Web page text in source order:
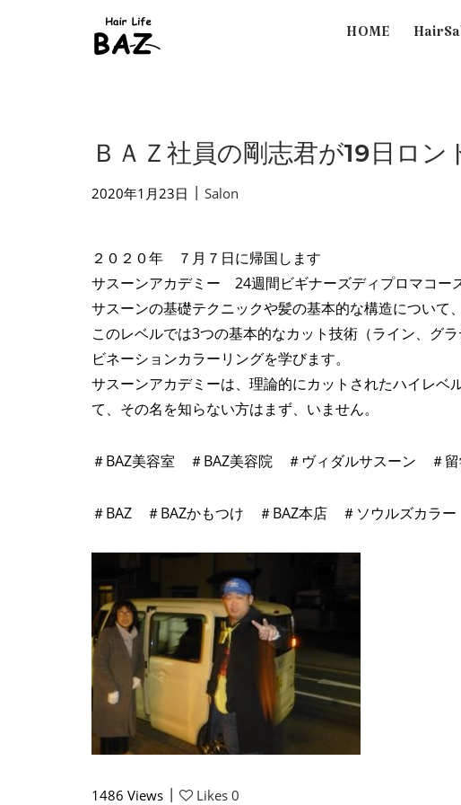
HOME
ＢＡＺ社員の剛志君が19日ロ
2020年1月23日 | Salon
２０２０年 ７月７日に帰国します
サスーンアカデミー 24週間ビギナーズディプロマコー
サスーンの基礎テクニックや髪の基本的な構造について
このレベルでは3つの基本的なカット技術（ライン、グ
ビネーションカラーリングを学びます。
サスーンアカデミーは、理論的にカットされたハイレ
て、その名を知らない方はまず、いません。
＃BAZ美容室 ＃BAZ美容院 ＃ヴィダルサスーン ＃
＃BAZ ＃BAZかもつけ ＃BAZ本店 ＃ソウルズカラー
1486 Views | Likes 0